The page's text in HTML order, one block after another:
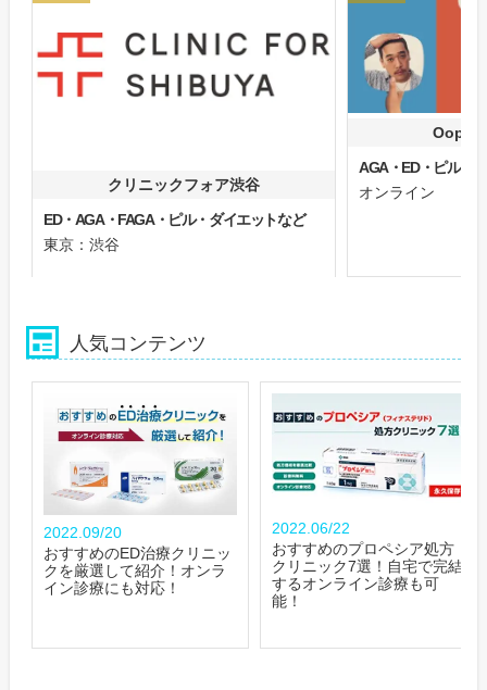
クリニックフォア渋谷
ED・AGA・FAGA・ピル・ダイエットなど
東京：渋谷
Oops
AGA・ED・ピル
オンライン
人気コンテンツ
2022.09/20
おすすめのED治療クリニッ
クを厳選して紹介！オンラ
イン診療にも対応！
2022.06/22
おすすめのプロペシア処方
クリニック7選！自宅で完結
するオンライン診療も可
能！